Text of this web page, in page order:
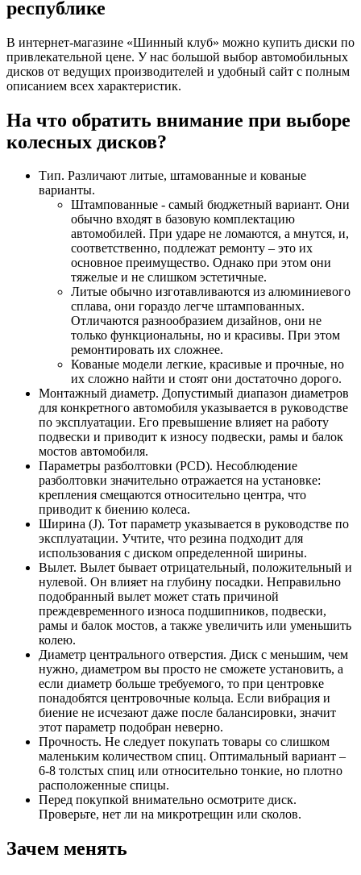
республике
В интернет-магазине «Шинный клуб» можно купить диски по
привлекательной цене. У нас большой выбор автомобильных
дисков от ведущих производителей и удобный сайт с полным
описанием всех характеристик.
На что обратить внимание при выборе
колесных дисков?
Тип. Различают литые, штамованные и кованые
варианты.
Штампованные - самый бюджетный вариант. Они
обычно входят в базовую комплектацию
автомобилей. При ударе не ломаются, а мнутся, и,
соответственно, подлежат ремонту – это их
основное преимущество. Однако при этом они
тяжелые и не слишком эстетичные.
Литые обычно изготавливаются из алюминиевого
сплава, они гораздо легче штампованных.
Отличаются разнообразием дизайнов, они не
только функциональны, но и красивы. При этом
ремонтировать их сложнее.
Кованые модели легкие, красивые и прочные, но
их сложно найти и стоят они достаточно дорого.
Монтажный диаметр. Допустимый диапазон диаметров
для конкретного автомобиля указывается в руководстве
по эксплуатации. Его превышение влияет на работу
подвески и приводит к износу подвески, рамы и балок
мостов автомобиля.
Параметры разболтовки (PCD). Несоблюдение
разболтовки значительно отражается на установке:
крепления смещаются относительно центра, что
приводит к биению колеса.
Ширина (J). Тот параметр указывается в руководстве по
эксплуатации. Учтите, что резина подходит для
использования с диском определенной ширины.
Вылет. Вылет бывает отрицательный, положительный и
нулевой. Он влияет на глубину посадки. Неправильно
подобранный вылет может стать причиной
преждевременного износа подшипников, подвески,
рамы и балок мостов, а также увеличить или уменьшить
колею.
Диаметр центрального отверстия. Диск с меньшим, чем
нужно, диаметром вы просто не сможете установить, а
если диаметр больше требуемого, то при центровке
понадобятся центровочные кольца. Если вибрация и
биение не исчезают даже после балансировки, значит
этот параметр подобран неверно.
Прочность. Не следует покупать товары со слишком
маленьким количеством спиц. Оптимальный вариант –
6-8 толстых спиц или относительно тонкие, но плотно
расположенные спицы.
Перед покупкой внимательно осмотрите диск.
Проверьте, нет ли на микротрещин или сколов.
Зачем менять